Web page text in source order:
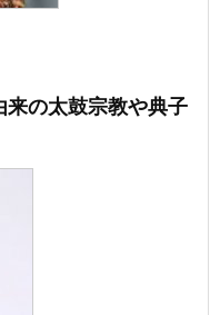
来の太鼓宗教や典子